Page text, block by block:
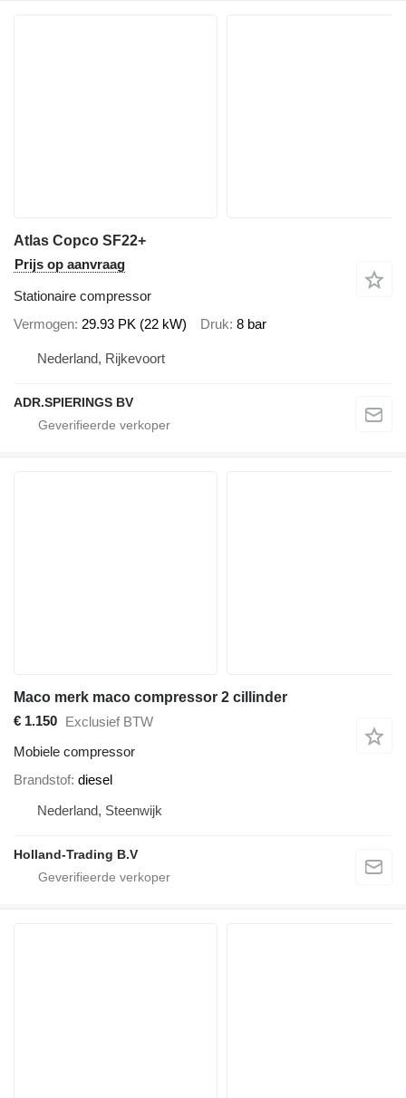
Atlas Copco SF22+
Prijs op aanvraag
Stationaire compressor
Vermogen 29.93 PK (22 kW) Druk 8 bar
Nederland, Rijkevoort
ADR.SPIERINGS BV
Maco merk maco compressor 2 cillinder
€ 1.150 Exclusief BTW
Mobiele compressor
Brandstof diesel
Nederland, Steenwijk
Holland-Trading B.V